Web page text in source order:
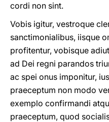
cordi non sint.
Vobis igitur, vestroque
sanctimonialibus, iisque
profitentur, vobisque
ad Dei regni parandos
ac spei onus imponitur,
praeceptum non modo
exemplo confirmandi
praeceptum, quod